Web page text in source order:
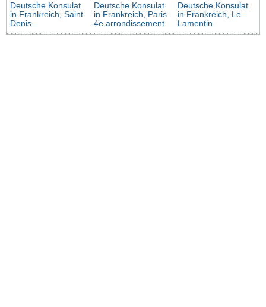
Deutsche Konsulat
in Frankreich, Saint-
Denis
Deutsche Konsulat
in Frankreich, Paris
4e arrondissement
Deutsche Konsulat
in Frankreich, Le
Lamentin